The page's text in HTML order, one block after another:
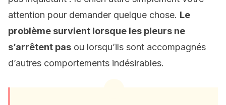
attention pour demander quelque chose. Le
problème survient lorsque les pleurs ne
s’arrêtent pas ou lorsqu’ils sont accompagnés
d’autres comportements indésirables.